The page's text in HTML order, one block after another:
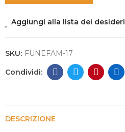
Aggiungi alla lista dei desideri
SKU: FUNEFAM-17
DESCRIZIONE